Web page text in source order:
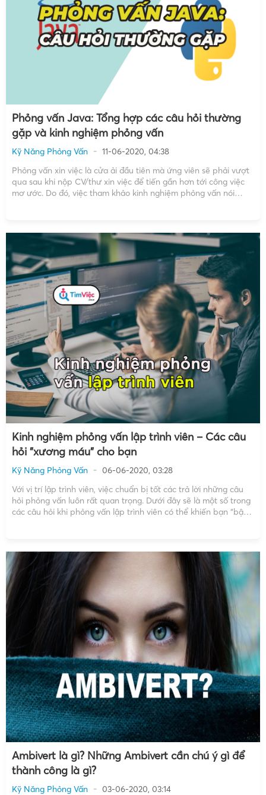
Phỏng vấn Java: Tổng hợp các câu hỏi thường
gặp và kinh nghiệm phỏng vấn
Kỹ Năng Phỏng Vấn
11-06-2020, 04:38
Phỏng vấn xin việc là cửa ải đầu tiên mà ứng viên sẽ phải vượt
qua sau khi nộp CV/thư xin việc để tiến gần hơn tới công việc
mơ ước. Do đó, việc tham khảo kinh nghiệm phỏng vấn nói
Kinh nghiệm phỏng vấn lập trình viên – Các câu
hỏi "xương máu" cho bạn
Kỹ Năng Phỏng Vấn
06-06-2020, 03:28
Với vị trí lập trình viên, việc chuẩn bị tốt các trả lời những câu
hỏi phỏng vấn luôn rất quan trọng. Dưới đây sẽ là một số trong
các câu hỏi khi phỏng vấn lập trình viên có thể khiến bạn “bật
Ambivert là gì? Những Ambivert cần chú ý gì để
thành công là gì?
Kỹ Năng Phỏng Vấn
03-06-2020, 03:14